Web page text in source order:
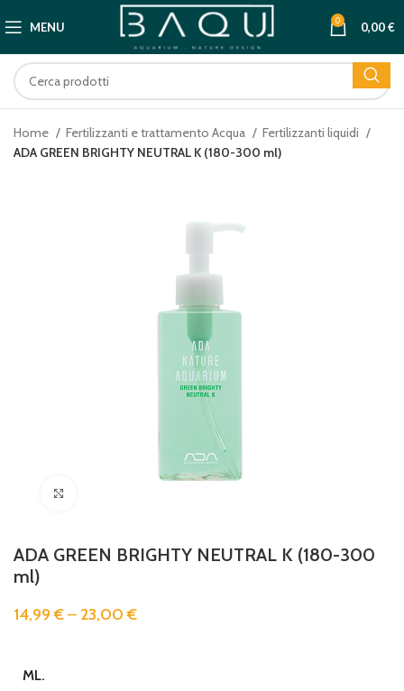
MENU 0 0,00€
Home Fertilizzanti e trattamento Acqua
Fertilizzanti liquidi
ADA GREEN BRIGHTY NEUTRAL K (180-300 ml)
ADA GREEN BRIGHTY NEUTRAL K (180-300
ml)
14,99€– 23,00€
ML.